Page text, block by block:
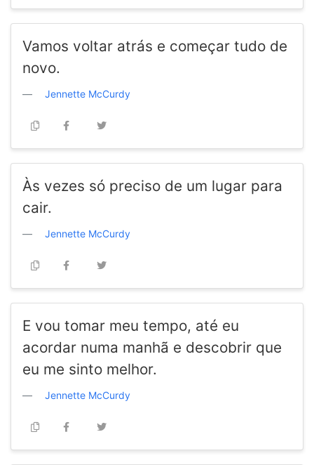
Vamos voltar atrás e começar tudo de
novo.
Jennette McCurdy
Às vezes só preciso de um lugar para
cair.
Jennette McCurdy
E vou tomar meu tempo, até eu
acordar numa manhã e descobrir que
eu me sinto melhor.
Jennette McCurdy